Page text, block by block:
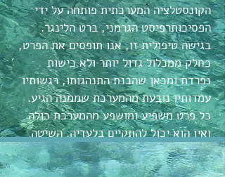
הקונסטלציה המערכתית פותחה על ידי
הפסיכותרפיסט הגרמני, ברט הלינגר.
בגישה טיפולית זו, אנו תופסים את הפרט,
כחלק ממכלול גדול יותר ולא כישות
נפרדת ומכאן שהבנת התנהגותו, רגשותיו
עמדותיו נובעת מהמערכת שממנה הגיע.
כל פרט משפיע ומושפע מהמערכת כולה
ואין הוא יכול להתקיים בלעדיה. השיטה
היא פיתוח של תופעת ההעברה וההעברה
הנגדית מעולם הפסיכולוגיה